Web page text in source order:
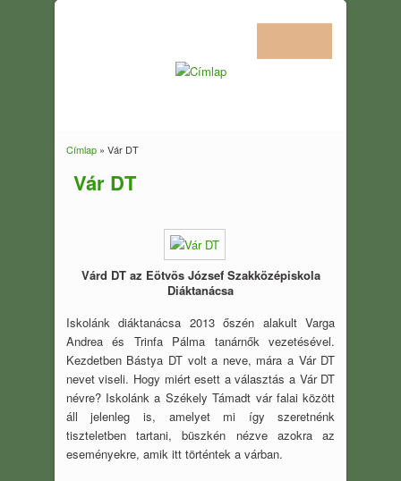
Címlap» Vár DT
Vár DT
Várd DT az Eötvös József Szakközépiskola
Diáktanácsa
Iskolánk diáktanácsa 2013 őszén alakult Varga
Andrea és Trinfa Pálma tanárnők vezetésével.
Kezdetben Bástya DT volt a neve, mára a Vár DT
nevet viseli. Hogy miért esett a választás a Vár DT
névre? Iskolánk a Székely Támadt vár falai között
áll jelenleg is, amelyet mi így szeretnénk
tiszteletben tartani, büszkén nézve azokra az
eseményekre, amik itt történtek a várban.